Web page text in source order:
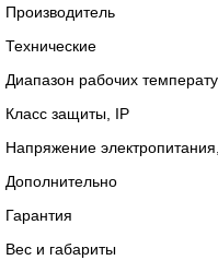
Производитель
Технические
Диапазон рабочих
Класс защиты, IP
Напряжение
Дополнительно
Гарантия
Вес и габариты